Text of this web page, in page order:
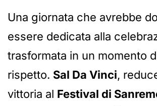
Una giornata che avrebbe
essere dedicata alla
trasformata in un momento
rispetto. Sal Da Vinci,
vittoria al Festival di